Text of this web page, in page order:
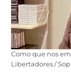
Como que nos
Libertadores /